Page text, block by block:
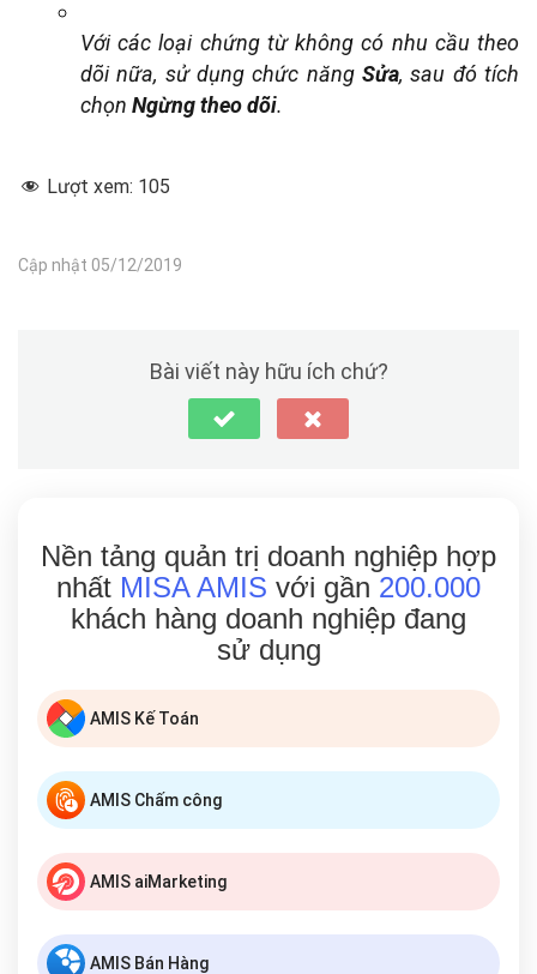
Với các loại chứng từ không có nhu cầu theo
dõi nữa, sử dụng chức năng Sửa, sau đó tích
chọn Ngừng theo dõi.
Lượt xem: 105
Cập nhật 05/12/2019
Bài viết này hữu ích chứ?
Nền tảng quản trị doanh nghiệp hợp
nhất MISA AMIS với gần 200.000
khách hàng doanh nghiệp đang
sử dụng
AMIS Kế Toán
AMIS Chấm công
AMIS aiMarketing
AMIS Bán Hàng